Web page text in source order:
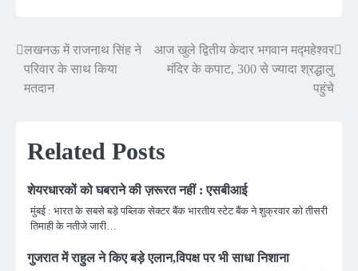
Post
navigation
लखनऊ में राजनाथ सिंह ने
परिवार के साथ किया
मतदान
आज खुले द्वितीय केदार भगवान मद्महेश्वर
मंदिर के कपाट, 300 से ज्यादा श्रद्धालु
पहुंचे
Related Posts
शेयरधारकों को घबराने की ज़रूरत नहीं : एसबीआई
मुंबई : भारत के सबसे बड़े पब्लिक सेक्टर बैंक भारतीय स्टेट बैंक ने शुक्रवार को तीसरी
तिमाही के नतीजे जारी…
गुजरात में राहुल ने किए बड़े एलान,विपक्ष पर भी साधा निशाना